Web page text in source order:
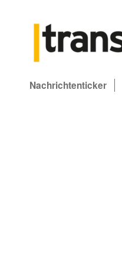
Nachrichtenticker